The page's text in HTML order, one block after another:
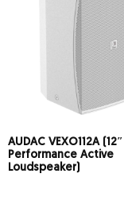
AUDAC VEXO112A
Performance Active
Loudspeaker)